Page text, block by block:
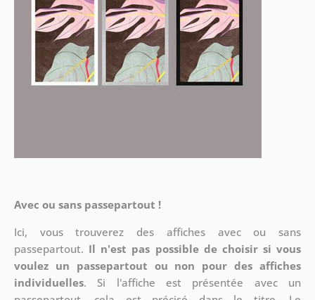
Avec ou sans passepartout !
Ici, vous trouverez des affiches avec ou sans
passepartout. Il n'est pas possible de choisir si vous
voulez un passepartout ou non pour des affiches
individuelles. Si l'affiche est présentée avec un